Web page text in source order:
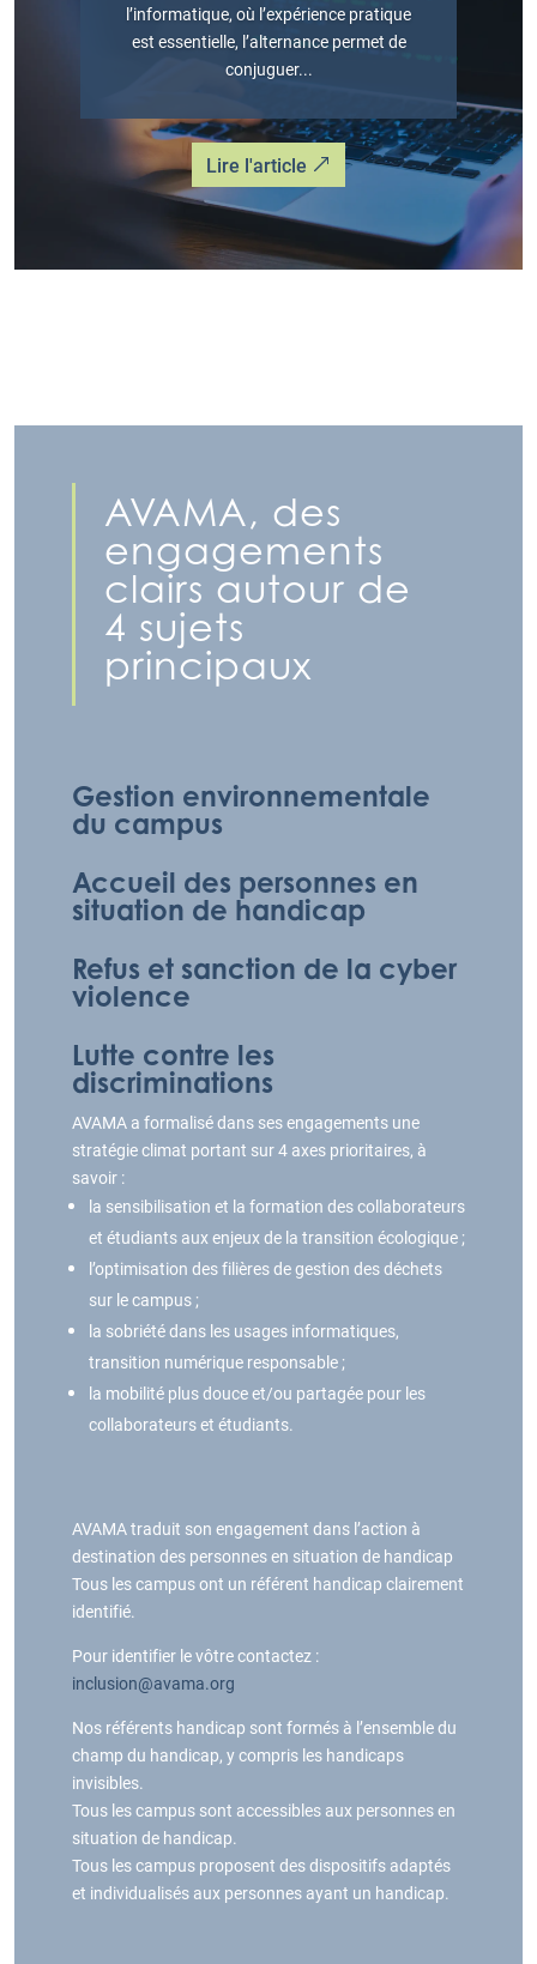
l’informatique, où l’expérience pratique
est essentielle, l’alternance permet de
conjuguer...
Lire l'article
AVAMA, des
engagements
clairs autour de
4 sujets
principaux
Gestion environnementale
du campus
Accueil des personnes en
situation de handicap
Refus et sanction de la cyber
violence
Lutte contre les
discriminations
AVAMA a formalisé dans ses engagements une
stratégie climat portant sur 4 axes prioritaires, à
savoir :
la sensibilisation et la formation des collaborateurs
et étudiants aux enjeux de la transition écologique ;
l’optimisation des filières de gestion des déchets
sur le campus ;
la sobriété dans les usages informatiques,
transition numérique responsable ;
la mobilité plus douce et/ou partagée pour les
collaborateurs et étudiants.
AVAMA traduit son engagement dans l’action à
destination des personnes en situation de handicap
Tous les campus ont un référent handicap clairement
identifié.
Pour identifier le vôtre contactez :
inclusion@avama.org
Nos référents handicap sont formés à l’ensemble du
champ du handicap, y compris les handicaps
invisibles.
Tous les campus sont accessibles aux personnes en
situation de handicap.
Tous les campus proposent des dispositifs adaptés
et individualisés aux personnes ayant un handicap.